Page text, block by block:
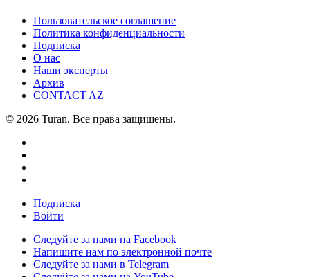
Пользовательское соглашение
Политика конфиденциальности
Подписка
О нас
Наши эксперты
Архив
CONTACT AZ
© 2026 Turan. Все права защищены.
Подписка
Войти
Следуйте за нами на Facebook
Напишите нам по электронной почте
Следуйте за нами в Telegram